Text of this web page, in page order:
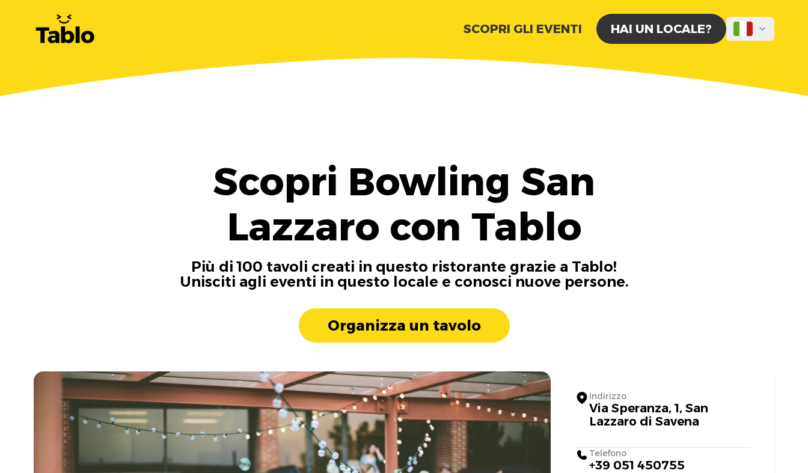
SCOPRI GLI EVENTI HAI UN LOCALE?
Scopri Bowling San
Lazzaro con Tablo
Più di 100 tavoli creati in questo ristorante grazie a Tablo!
Unisciti agli eventi in questo locale e conosci nuove persone.
Organizza un tavolo
Indirizzo
Via Speranza, 1, San
Lazzaro di Savena
Telefono
+39 051 450755